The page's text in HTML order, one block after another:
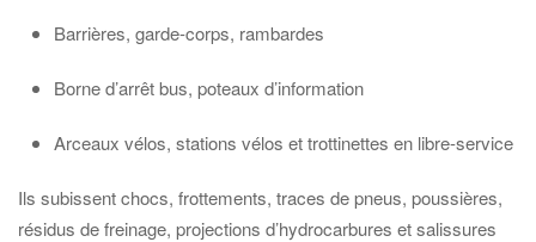
Barrières, garde-corps, rambardes
Borne d’arrêt bus, poteaux d’information
Arceaux vélos, stations vélos et trottinettes en libre-service
Ils subissent chocs, frottements, traces de pneus, poussières,
résidus de freinage, projections d’hydrocarbures et salissures